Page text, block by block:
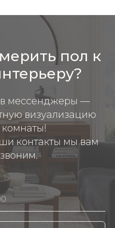
пол к
мессенджеры —
визуализацию
контакты мы вам